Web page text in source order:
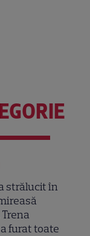
strălucit în
furat toate